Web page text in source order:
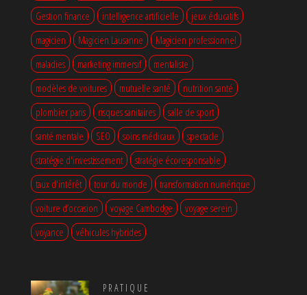
Gestion finance
intelligence artificielle
jeux éducatifs
magicien
Magicien Lausanne
Magicien professionnel
maladies
marketing immersif
mentaliste
modèles de voitures
mutuelle santé
nutrition santé
plombier paris
risques sanitaires
salle de sport
santé mentale
SEO soins médicaux
spectacle
stratégie d'investissement
stratégie écoresponsable
taux d'intérêt
tour du monde
transformation numérique
voiture d’occasion
voyage Cambodge
voyage serein
voyance
véhicules hybrides
PRATIQUE